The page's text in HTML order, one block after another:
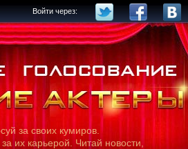
Войти через:
за своих кумиров.
их карьерой. Читай новости,